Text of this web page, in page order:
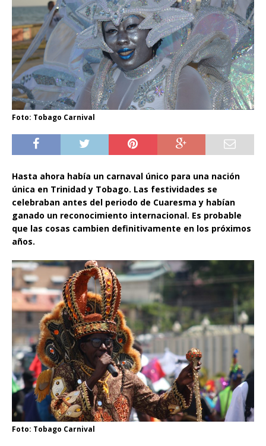
Foto: Tobago Carnival
Hasta ahora había un carnaval único para una nación
única en Trinidad y Tobago. Las festividades se
celebraban antes del periodo de Cuaresma y habían
ganado un reconocimiento internacional. Es probable
que las cosas cambien definitivamente en los próximos
años.
Foto: Tobago Carnival